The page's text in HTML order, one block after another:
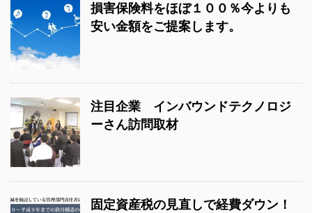
損害保険料をほぼ１００％今よりも
安い金額をご提案します。
注目企業 インバウンドテクノロジ
ーさん訪問取材
固定資産税の見直しで経費ダウン！